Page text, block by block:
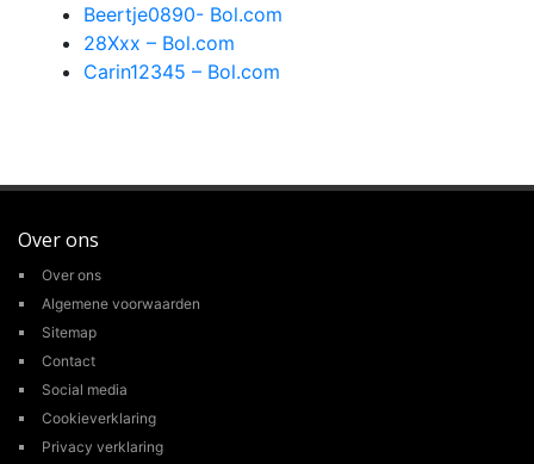
Beertje0890- Bol.com
28Xxx – Bol.com
Carin12345 – Bol.com
Over ons
Over ons
Algemene voorwaarden
Sitemap
Contact
Social media
Cookieverklaring
Privacy verklaring